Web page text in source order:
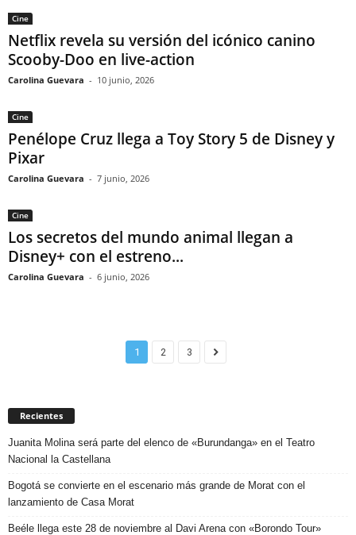
Cine
Netflix revela su versión del icónico canino
Scooby-Doo en live-action
Carolina Guevara - 10 junio, 2026
Cine
Penélope Cruz llega a Toy Story 5 de Disney y
Pixar
Carolina Guevara - 7 junio, 2026
Cine
Los secretos del mundo animal llegan a
Disney+ con el estreno...
Carolina Guevara - 6 junio, 2026
1 2 3
Recientes
Juanita Molina será parte del elenco de «Burundanga» en el Teatro
Nacional la Castellana
Bogotá se convierte en el escenario más grande de Morat con el
lanzamiento de Casa Morat
Beéle llega este 28 de noviembre al Davi Arena con «Borondo Tour»